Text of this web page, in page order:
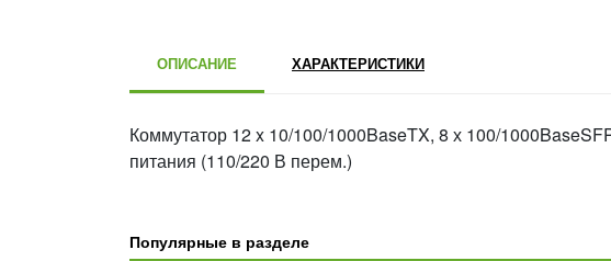
ОПИСАНИЕ ХАРАКТЕРИСТИКИ
Коммутатор 12 x 10/100/1000BaseTX, 8 х 100/
питания (110/220 В перем.)
Популярные в разделе